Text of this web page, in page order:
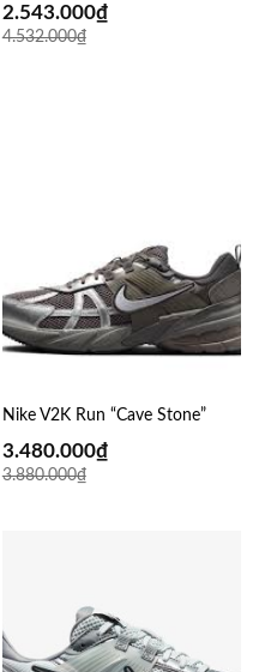
4.532.000₫
2.543.000₫
Nike V2K Run “Cave Stone”
3.880.000₫
3.480.000₫